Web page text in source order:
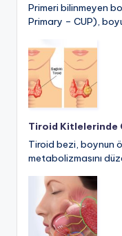
Primeri bilinmeyen
Primary – CUP),
Tiroid Kitlelerinde
Tiroid bezi, boynun
metabolizmasını